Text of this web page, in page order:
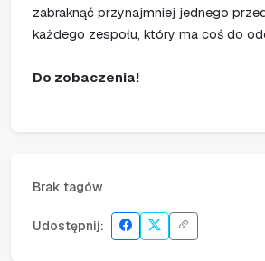
zabraknąć przynajmniej jednego
każdego zespołu, który ma coś do
Do zobaczenia!
Brak tagów
Udostępnij: